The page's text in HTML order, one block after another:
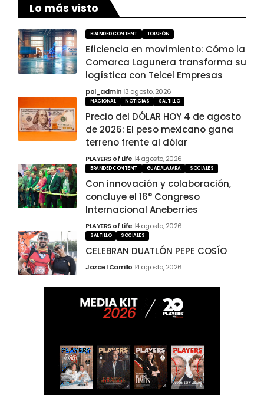
Lo más visto
BRANDED CONTENT TORREÓN
Eficiencia en movimiento: Cómo la
Comarca Lagunera transforma su
logística con Telcel Empresas
pol_admin 3 agosto, 2026
NACIONAL NOTICIAS SALTILLO
Precio del DÓLAR HOY 4 de agosto
de 2026: El peso mexicano gana
terreno frente al dólar
PLAYERS of Life 4 agosto, 2026
BRANDED CONTENT GUADALAJARA SOCIALES
Con innovación y colaboración,
concluye el 16° Congreso
Internacional Aneberries
PLAYERS of Life 4 agosto, 2026
SALTILLO SOCIALES
CELEBRAN DUATLÓN PEPE COSÍO
Jazael Carrillo 4 agosto, 2026